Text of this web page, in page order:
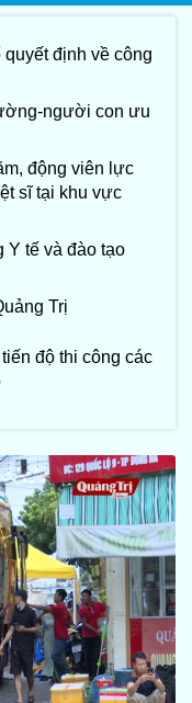
định về công
người con ưu
động viên lực
sĩ tại khu vực
Y tế và đào tạo
Trị
độ thi công các